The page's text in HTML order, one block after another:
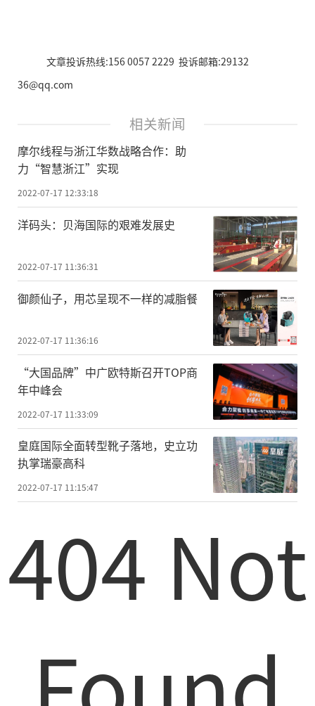
文章投诉热线:156 0057 2229 投诉邮箱:29132
36@qq.com
相关新闻
摩尔线程与浙江华数战略合作：助
力“智慧浙江”实现
2022-07-17 12:33:18
洋码头：贝海国际的艰难发展史
2022-07-17 11:36:31
御颜仙子，用芯呈现不一样的减脂餐
2022-07-17 11:36:16
“大国品牌”中广欧特斯召开TOP商
年中峰会
2022-07-17 11:33:09
皇庭国际全面转型靴子落地，史立功
执掌瑞豪高科
2022-07-17 11:15:47
404 Not